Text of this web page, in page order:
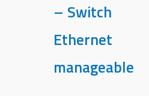
– Switch
Ethernet
manageable